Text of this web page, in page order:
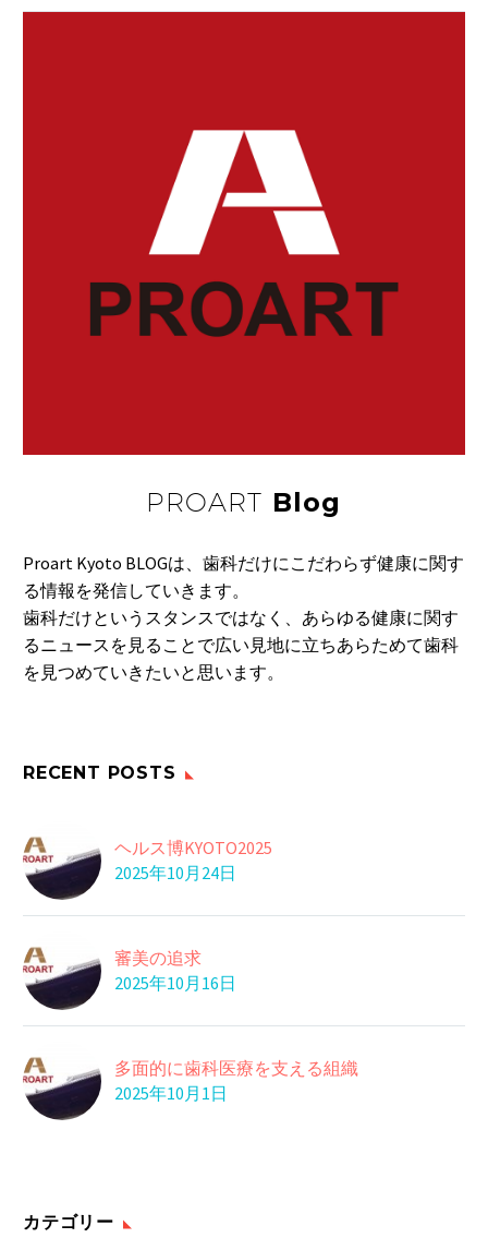
PROART Blog
Proart Kyoto BLOGは、歯科だけにこだわらず健康に関す
る情報を発信していきます。
歯科だけというスタンスではなく、あらゆる健康に関す
るニュースを見ることで広い見地に立ちあらためて歯科
を見つめていきたいと思います。
RECENT POSTS
ヘルス博KYOTO2025
2025年10月24日
審美の追求
2025年10月16日
多面的に歯科医療を支える組織
2025年10月1日
カテゴリー